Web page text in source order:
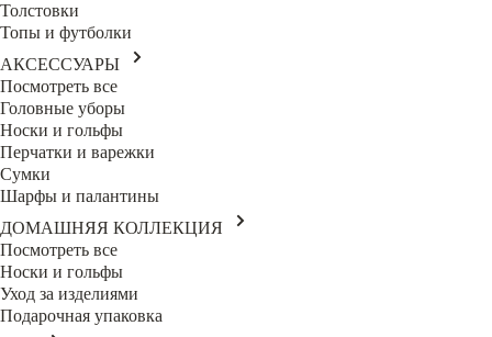
Толстовки
Топы и футболки
АКСЕССУАРЫ
Посмотреть все
Головные уборы
Носки и гольфы
Перчатки и варежки
Сумки
Шарфы и палантины
ДОМАШНЯЯ КОЛЛЕКЦИЯ
Посмотреть все
Носки и гольфы
Уход за изделиями
Подарочная упаковка